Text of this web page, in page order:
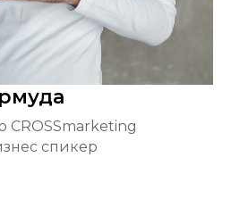
CROSSmarketing
спикер